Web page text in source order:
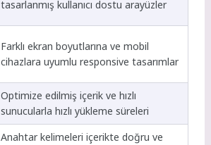
tasarlanmış kullanıcı dostu arayüzler
Farklı ekran boyutlarına ve mobil
cihazlara uyumlu responsive tasarımlar
Optimize edilmiş içerik ve hızlı
sunucularla hızlı yükleme süreleri
Anahtar kelimeleri içerikte doğru ve